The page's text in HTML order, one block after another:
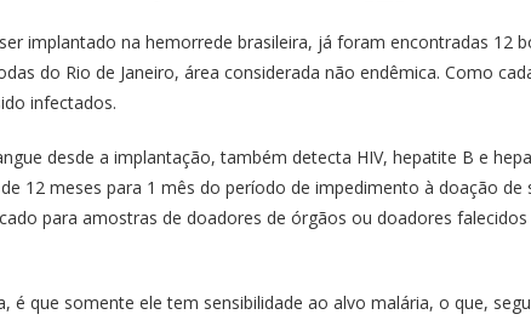
implantado na hemorrede brasileira, já foram encontradas 12
do Rio de Janeiro, área considerada não endêmica. Como
infectados.
desde a implantação, também detecta HIV, hepatite B e
12 meses para 1 mês do período de impedimento à doação
para amostras de doadores de órgãos ou doadores
é que somente ele tem sensibilidade ao alvo malária, o que,